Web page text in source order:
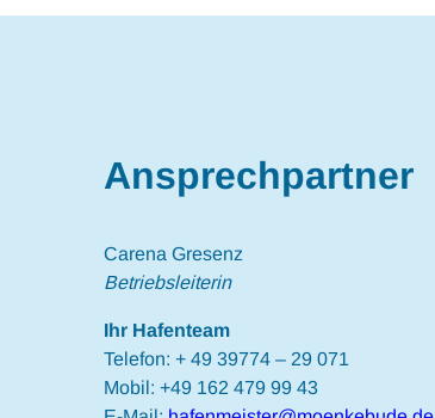
Ansprechpartner
Carena Gresenz
Betriebsleiterin
Ihr Hafenteam
Telefon: + 49 39774 – 29 071
Mobil: +49 162 479 99 43